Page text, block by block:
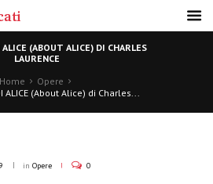
(ABOUT ALICE) DI CHARLES
LAURENCE
Home
Opere
ALICE (About Alice) di Charles...
in Opere 0